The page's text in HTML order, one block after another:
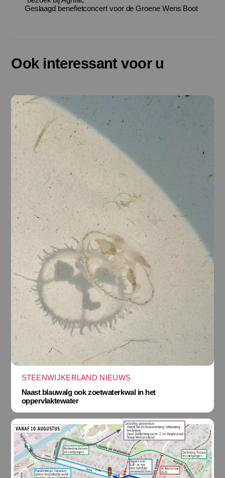
Geslaagd benefietconcert voor de Groene Wens Boot
Ook interessant voor u
STEENWIJKERLAND NIEUWS
Naast blauwalg ook zoetwaterkwal in het
oppervlaktewater